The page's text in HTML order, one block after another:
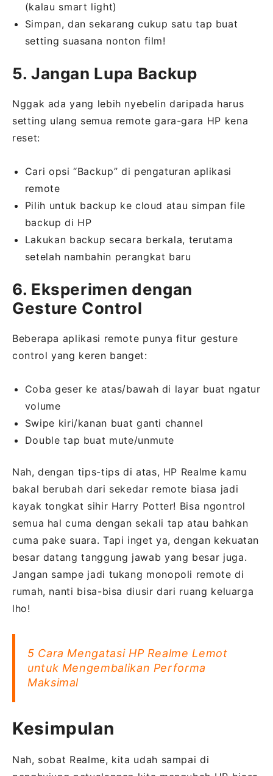
(kalau smart light)
Simpan, dan sekarang cukup satu tap buat
setting suasana nonton film!
5. Jangan Lupa Backup
Nggak ada yang lebih nyebelin daripada harus
setting ulang semua remote gara-gara HP kena
reset:
Cari opsi “Backup” di pengaturan aplikasi
remote
Pilih untuk backup ke cloud atau simpan file
backup di HP
Lakukan backup secara berkala, terutama
setelah nambahin perangkat baru
6. Eksperimen dengan
Gesture Control
Beberapa aplikasi remote punya fitur gesture
control yang keren banget:
Coba geser ke atas/bawah di layar buat ngatur
volume
Swipe kiri/kanan buat ganti channel
Double tap buat mute/unmute
Nah, dengan tips-tips di atas, HP Realme kamu
bakal berubah dari sekedar remote biasa jadi
kayak tongkat sihir Harry Potter! Bisa ngontrol
semua hal cuma dengan sekali tap atau bahkan
cuma pake suara. Tapi inget ya, dengan kekuatan
besar datang tanggung jawab yang besar juga.
Jangan sampe jadi tukang monopoli remote di
rumah, nanti bisa-bisa diusir dari ruang keluarga
lho!
5 Cara Mengatasi HP Realme Lemot
untuk Mengembalikan Performa
Maksimal
Kesimpulan
Nah, sobat Realme, kita udah sampai di